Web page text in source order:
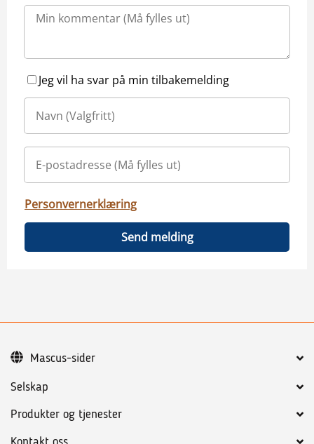
Jeg vil ha svar på min tilbakemelding
Personvernerklæring
Send melding
Selskap
Produkter og tjenester
Mascus-sider